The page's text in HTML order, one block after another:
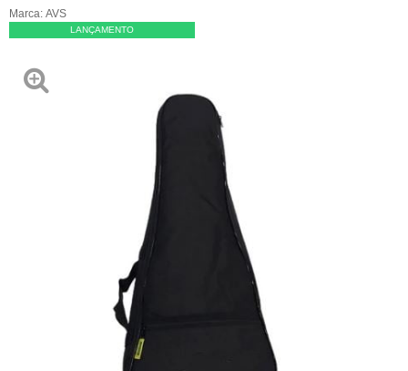
Marca: AVS
LANÇAMENTO